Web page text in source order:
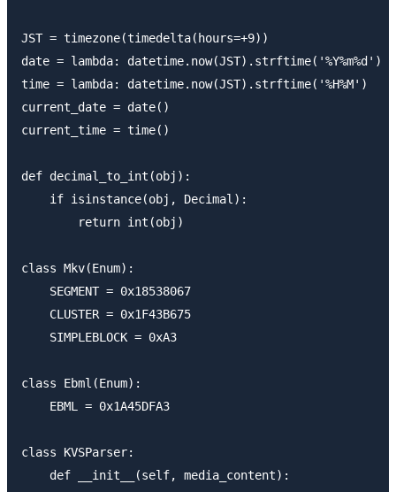
JST = timezone(timedelta(hours=+9))
date = lambda: datetime.now(JST).strftime('%Y%m%d')
time = lambda: datetime.now(JST).strftime('%H%M')
current_date = date()
current_time = time()
def decimal_to_int(obj):
    if isinstance(obj, Decimal):
        return int(obj)
class Mkv(Enum):
    SEGMENT = 0x18538067
    CLUSTER = 0x1F43B675
    SIMPLEBLOCK = 0xA3
class Ebml(Enum):
    EBML = 0x1A45DFA3
class KVSParser:
    def __init__(self, media_content):